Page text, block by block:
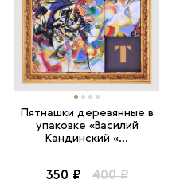
Пятнашки деревянные в
упаковке «Василий
Кандинский «...
350 ₽ 400 ₽